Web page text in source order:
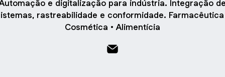
e digitalização para indústria. Integração
rastreabilidade e conformidade. Farmacêutica
Cosmética • Alimentícia